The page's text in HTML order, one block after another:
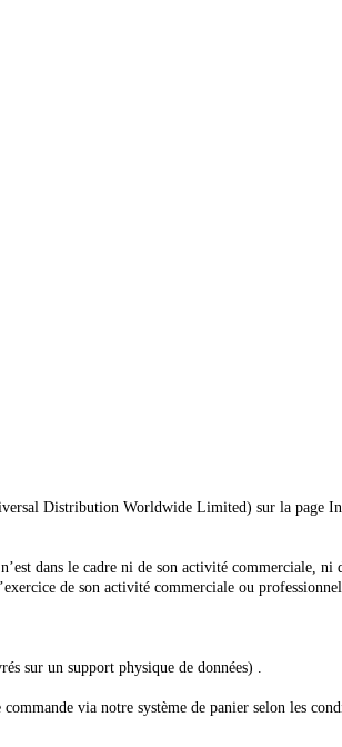
Distribution Worldwide Limited) sur la page
dans le cadre ni de son activité commerciale, ni
de son activité commerciale ou
sur un support physique de données) .
via notre système de panier selon les